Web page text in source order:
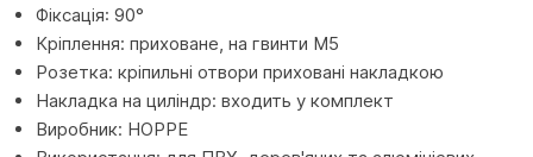
Фіксація: 90°
Кріплення: приховане, на гвинти M5
Розетка: кріпильні отвори приховані накладкою
Накладка на циліндр: входить у комплект
Виробник: HOPPE